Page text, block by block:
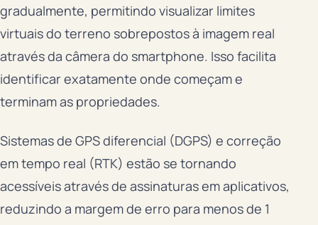
gradualmente, permitindo visualizar limites
virtuais do terreno sobrepostos à imagem real
através da câmera do smartphone. Isso facilita
identificar exatamente onde começam e
terminam as propriedades.
Sistemas de GPS diferencial (DGPS) e correção
em tempo real (RTK) estão se tornando
acessíveis através de assinaturas em aplicativos,
reduzindo a margem de erro para menos de 1